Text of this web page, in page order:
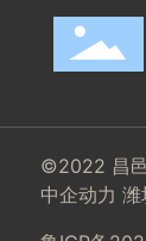
©2022 昌
中企动力 潍